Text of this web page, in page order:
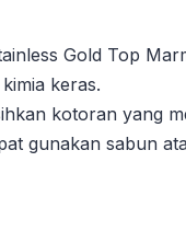
Gold Top
keras.
kotoran yang
gunakan sabun